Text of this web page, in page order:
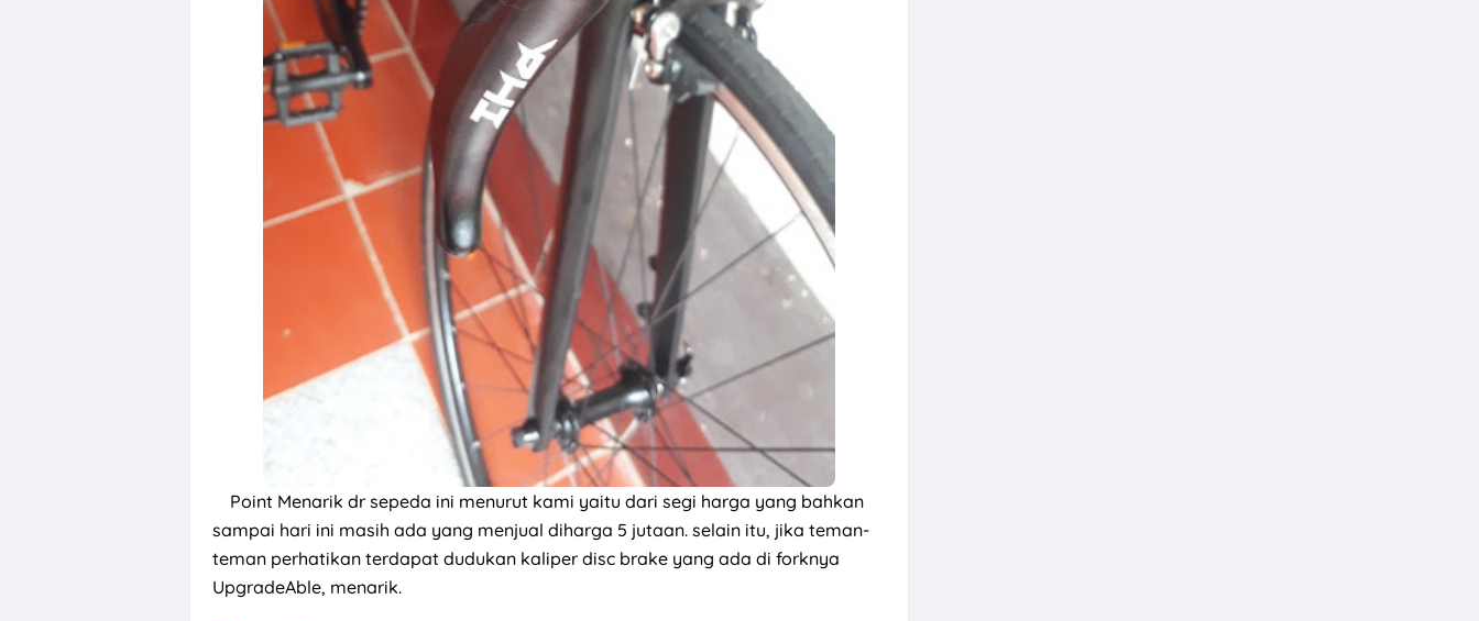
Point Menarik dr sepeda ini menurut kami yaitu dari segi harga yang bahkan
sampai hari ini masih ada yang menjual diharga 5 jutaan. selain itu, jika teman-
teman perhatikan terdapat dudukan kaliper disc brake yang ada di forknya
UpgradeAble, menarik.